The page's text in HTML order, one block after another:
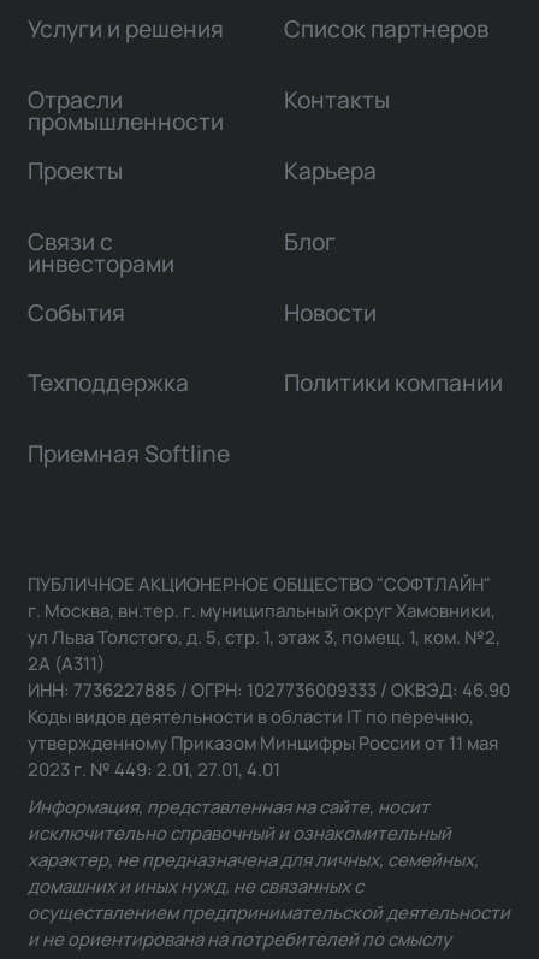
Услуги и решения
Отрасли
промышленности
Проекты
Связи с
инвесторами
Список партнеров
Контакты
Карьера
Блог
События Новости
Техподдержка Политики компании
Приемная Softline
ПУБЛИЧНОЕ АКЦИОНЕРНОЕ ОБЩЕСТВО "СОФТЛАЙН"
г. Москва, вн.тер. г. муниципальный округ Хамовники,
ул Льва Толстого, д. 5, стр. 1, этаж 3, помещ. 1, ком. №2,
2А (А311)
ИНН: 7736227885 / ОГРН: 1027736009333 / ОКВЭД: 46.90
Коды видов деятельности в области IT по перечню,
утвержденному Приказом Минцифры России от 11 мая
2023 г. № 449: 2.01, 27.01, 4.01
Информация, представленная на сайте, носит
исключительно справочный и ознакомительный
характер, не предназначена для личных, семейных,
домашних и иных нужд, не связанных с
осуществлением предпринимательской деятельности
и не ориентирована на потребителей по смыслу